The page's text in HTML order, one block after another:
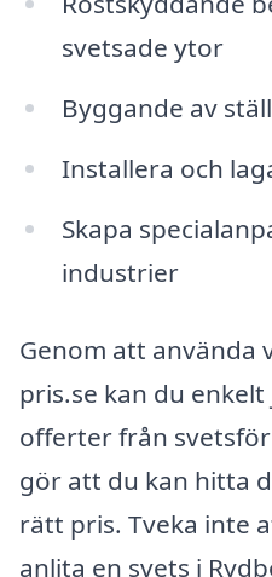
svetsade ytor
Byggande av
Installera och
Skapa
industrier
Genom att använda
pris.se kan du
offerter från
gör att du kan hitta
rätt pris. Tveka inte
anlita en svets i